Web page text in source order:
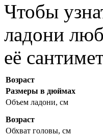
Чтобы
ладони
её
Возраст
Размеры в дюймах
Объем ладони, см
Возраст
Обхват головы, см